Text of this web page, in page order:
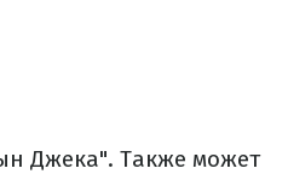
Джека". Также может